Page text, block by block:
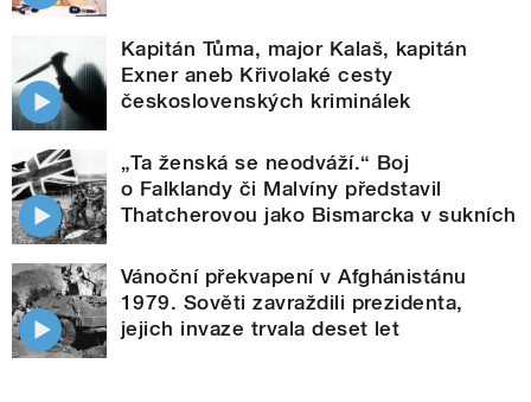
Kapitán Tůma, major Kalaš, kapitán
Exner aneb Křivolaké cesty
československých kriminálek
„Ta ženská se neodváží.“ Boj
o Falklandy či Malvíny představil
Thatcherovou jako Bismarcka v sukních
Vánoční překvapení v Afghánistánu
1979. Sověti zavraždili prezidenta,
jejich invaze trvala deset let